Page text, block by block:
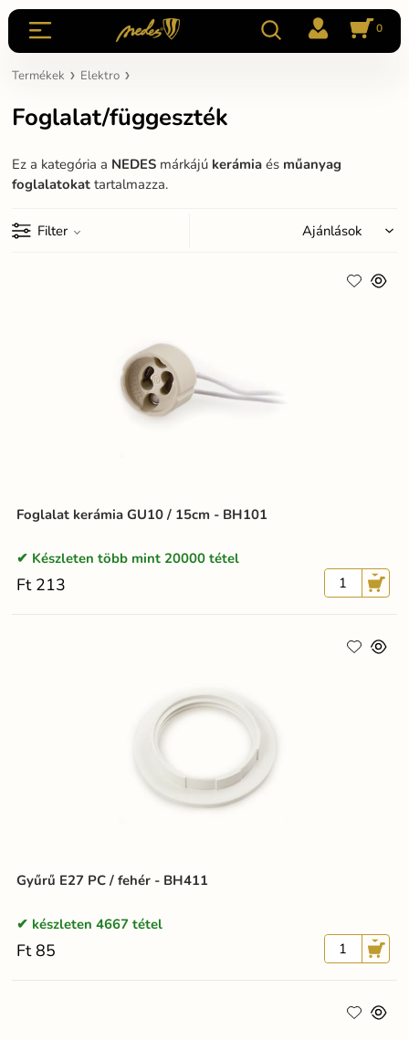
0
Termékek Elektro
Foglalat/függeszték
Ez a kategória a NEDES márkájú kerámia és műanyag
foglalatokat tartalmazza.
Filter
Foglalat kerámia GU10 / 15cm - BH101
Készleten több mint 20000 tétel
Ft 213
Gyűrű E27 PC / fehér - BH411
készleten 4667 tétel
Ft 85